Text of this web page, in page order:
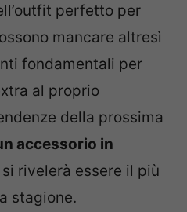
perfetto per
mancare altresì
fondamentali per
al proprio
della prossima
accessorio in
rivelerà essere il più
stagione.